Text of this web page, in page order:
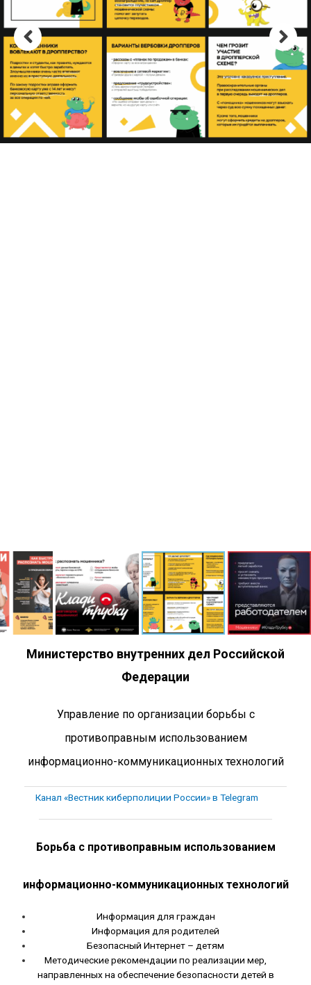
Министерство внутренних дел Российской
Федерации
Управление по организации борьбы с
противоправным использованием
информационно-коммуникационных технологий
Канал «Вестник киберполиции России» в Telegram
Борьба с противоправным использованием
информационно-коммуникационных технологий
Информация для граждан
Информация для родителей
Безопасный Интернет – детям
Методические рекомендации по реализации мер,
направленных на обеспечение безопасности детей в